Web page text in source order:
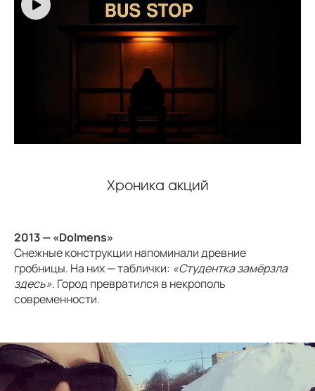
Хроника акций
2013 — «Dolmens»
Снежные конструкции напоминали древние
гробницы. На них — таблички: «Студентка замёрзла
здесь». Город превратился в некрополь
современности.